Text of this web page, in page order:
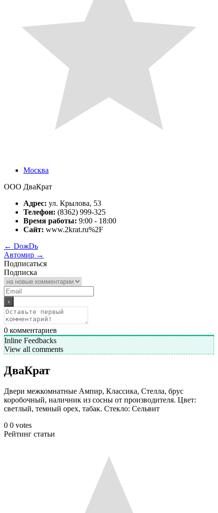
Москва
ООО ДваКрат
Адрес: ул. Крылова, 53
Телефон: (8362) 999-325
Время работы: 9:00 - 18:00
Сайт: www.2krat.ru%2F
← DoжDь
Автомир →
Подписаться
Подписка
0 комментариев
Inline Feedbacks
View all comments
ДваКрат
Двери межкомнатные Ампир, Классика, Стелла, брус
коробочный, наличник из сосны от производителя. Цвет:
светлый, темный орех, табак. Стекло: Сельвит
0 0 votes
Рейтинг статьи